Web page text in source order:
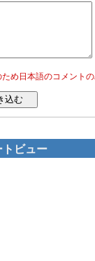
め日本語のコメント
トビュー